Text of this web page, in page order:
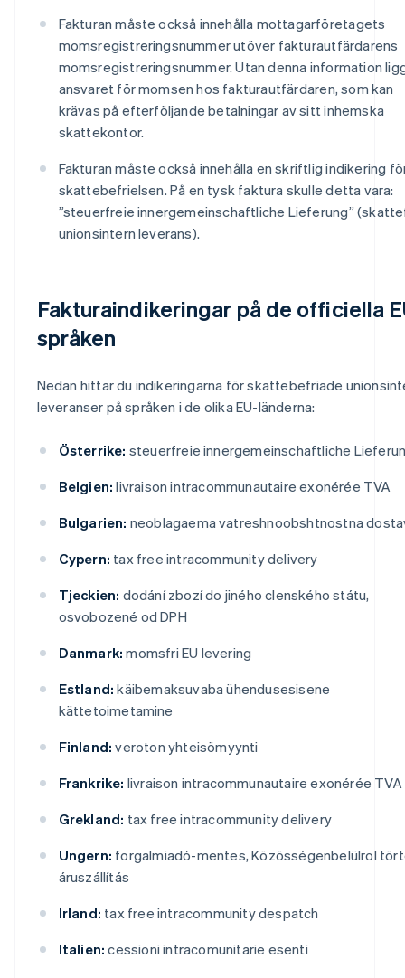
Fakturan måste också innehålla mottagarföretagets
momsregistreringsnummer utöver fakturautfärdarens
momsregistreringsnummer. Utan denna information
ansvaret för momsen hos fakturautfärdaren, som kan
krävas på efterföljande betalningar av sitt inhemska
skattekontor.
Fakturan måste också innehålla en skriftlig indikering
skattebefrielsen. På en tysk faktura skulle detta vara:
”steuerfreie innergemeinschaftliche Lieferung”
unionsintern leverans).
Fakturaindikeringar på de officiella
språken
Nedan hittar du indikeringarna för skattebefriade
leveranser på språken i de olika EU-länderna:
Österrike: steuerfreie innergemeinschaftliche
Belgien: livraison intracommunautaire exonérée TVA
Bulgarien: neoblagaema vatreshnoobshtnostna
Cypern: tax free intracommunity delivery
Tjeckien: dodání zbozí do jiného clenského státu,
osvobozené od DPH
Danmark: momsfri EU levering
Estland: käibemaksuvaba ühendusesisene
kättetoimetamine
Finland: veroton yhteisömyynti
Frankrike: livraison intracommunautaire exonérée TVA
Grekland: tax free intracommunity delivery
Ungern: forgalmiadó-mentes, Közösségenbelülrol
áruszállítás
Irland: tax free intracommunity despatch
Italien: cessioni intracomunitarie esenti